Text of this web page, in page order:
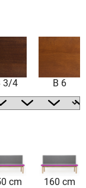
3/4 B 6
cm 160 cm